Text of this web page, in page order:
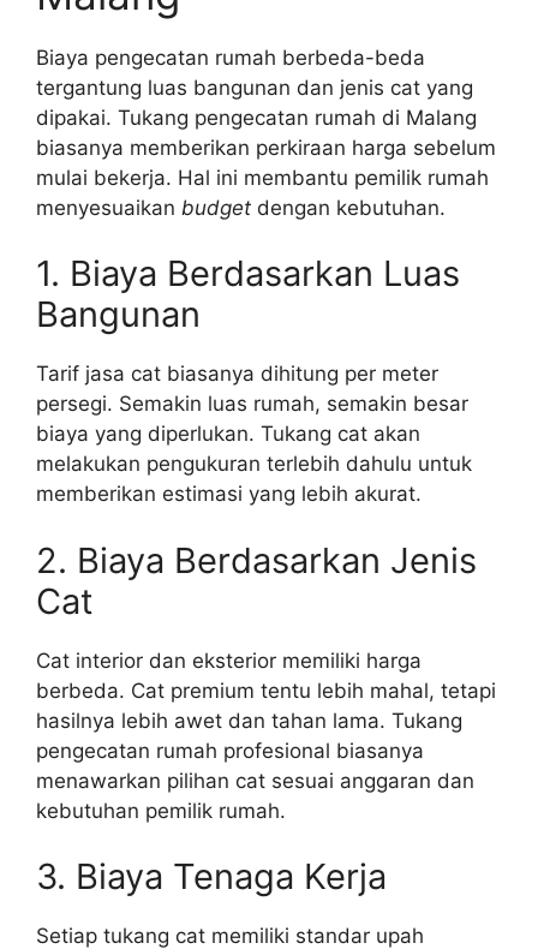
Biaya pengecatan rumah berbeda-beda
tergantung luas bangunan dan jenis cat yang
dipakai. Tukang pengecatan rumah di Malang
biasanya memberikan perkiraan harga sebelum
mulai bekerja. Hal ini membantu pemilik rumah
menyesuaikan budget dengan kebutuhan.
1. Biaya Berdasarkan Luas
Bangunan
Tarif jasa cat biasanya dihitung per meter
persegi. Semakin luas rumah, semakin besar
biaya yang diperlukan. Tukang cat akan
melakukan pengukuran terlebih dahulu untuk
memberikan estimasi yang lebih akurat.
2. Biaya Berdasarkan Jenis
Cat
Cat interior dan eksterior memiliki harga
berbeda. Cat premium tentu lebih mahal, tetapi
hasilnya lebih awet dan tahan lama. Tukang
pengecatan rumah profesional biasanya
menawarkan pilihan cat sesuai anggaran dan
kebutuhan pemilik rumah.
3. Biaya Tenaga Kerja
Setiap tukang cat memiliki standar upah